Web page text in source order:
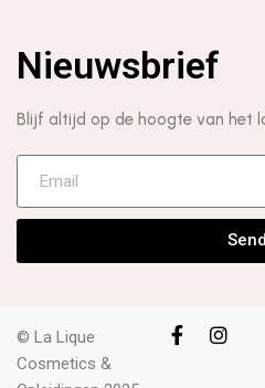
Nieuwsbrief
Blijf altijd op de hoogte van het
Send
© La Lique
Cosmetics &